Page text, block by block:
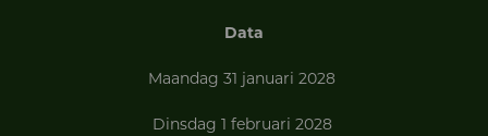
Data
Maandag 31 januari 2028
Dinsdag 1 februari 2028